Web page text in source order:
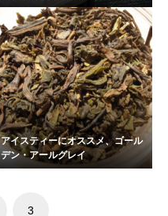
アイスティーにオススメ、ゴール
デン・アールグレイ
3